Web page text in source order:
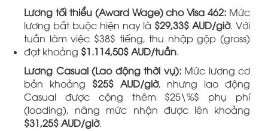
Lương tối thiểu (Award Wage) cho Visa 462: Mức
lương bắt buộc hiện nay là $29,33$ AUD/giờ. Với
tuần làm việc $38$ tiếng, thu nhập gộp (gross)
đạt khoảng $1.114,50$ AUD/tuần.
Lương Casual (Lao động thời vụ):Mức lương cơ
bản khoảng $25$ AUD/giờ, nhưng lao động
Casual được cộng thêm $25\%$ phụ phí
(loading), nâng mức nhận được lên khoảng
$31,25$ AUD/giờ.